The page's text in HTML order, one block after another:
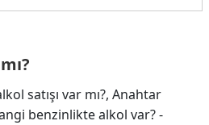
satışı var mı?, Anahtar
benzinlikte alkol var? -